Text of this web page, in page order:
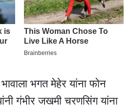
भगत मेहेर यांना फोन
गंभीर जखमी चरणसिंग यांना